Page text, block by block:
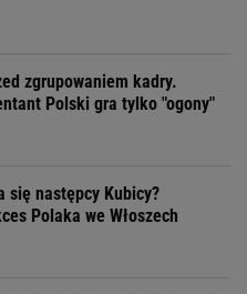
zgrupowaniem kadry.
Polski gra tylko "ogony"
się następcy Kubicy?
Polaka we Włoszech